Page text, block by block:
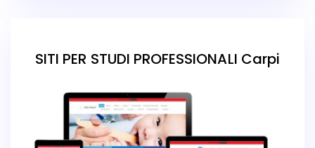
SITI PER STUDI PROFESSIONALI Carpi